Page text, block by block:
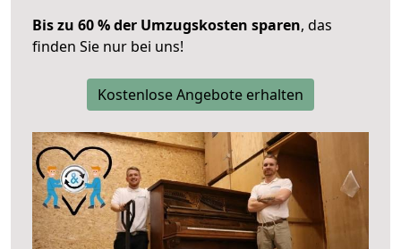
Bis zu 60 % der Umzugskosten sparen, das
finden Sie nur bei uns!
Kostenlose Angebote erhalten